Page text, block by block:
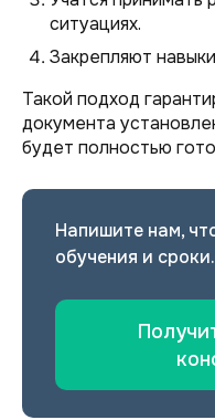
ситуациях.
Закрепляют
Такой подход
документа
будет полностью
Напишите нам,
обучения и сроки.